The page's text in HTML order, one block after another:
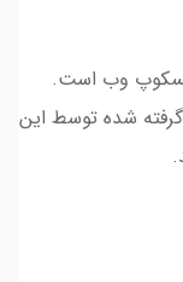
وب است.
گرفته شده توسط این